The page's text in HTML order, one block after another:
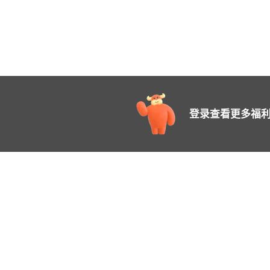
登录查看更多福